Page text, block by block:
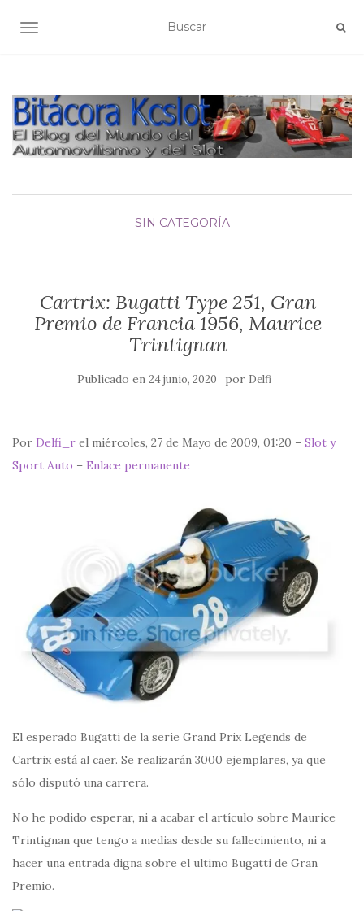
ALTERNAR NAVEGACIÓN
SIN CATEGORÍA
Cartrix: Bugatti Type 251, Gran
Premio de Francia 1956, Maurice
Trintignan
Publicado en 24 junio, 2020 por Delfi
Por Delfi_r el miércoles, 27 de Mayo de 2009, 01:20 – Slot y
Sport Auto – Enlace permanente
El esperado Bugatti de la serie Grand Prix Legends de
Cartrix está al caer. Se realizarán 3000 ejemplares, ya que
sólo disputó una carrera.
No he podido esperar, ni a acabar el artículo sobre Maurice
Trintignan que tengo a medias desde su fallecimiento, ni a
hacer una entrada digna sobre el ultimo Bugatti de Gran
Premio.